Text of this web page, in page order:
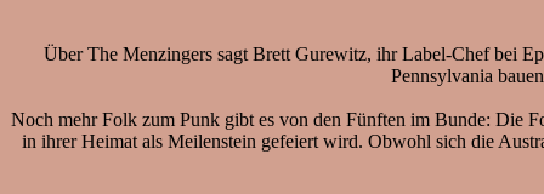
Über The Menzingers sagt Brett Gurewitz, ihr Label-Chef bei
Pennsylvania
Noch mehr Folk zum Punk gibt es von den Fünften im Bunde: Die
in ihrer Heimat als Meilenstein gefeiert wird. Obwohl sich die